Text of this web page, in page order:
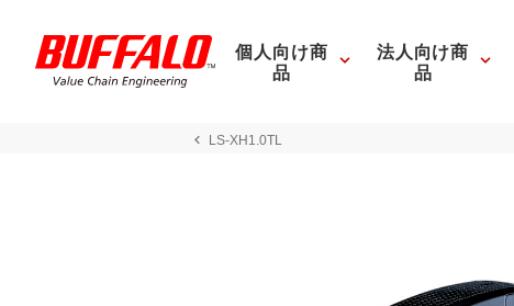
個人向け商
品
法人向け商
品
LS-XH1.0TL